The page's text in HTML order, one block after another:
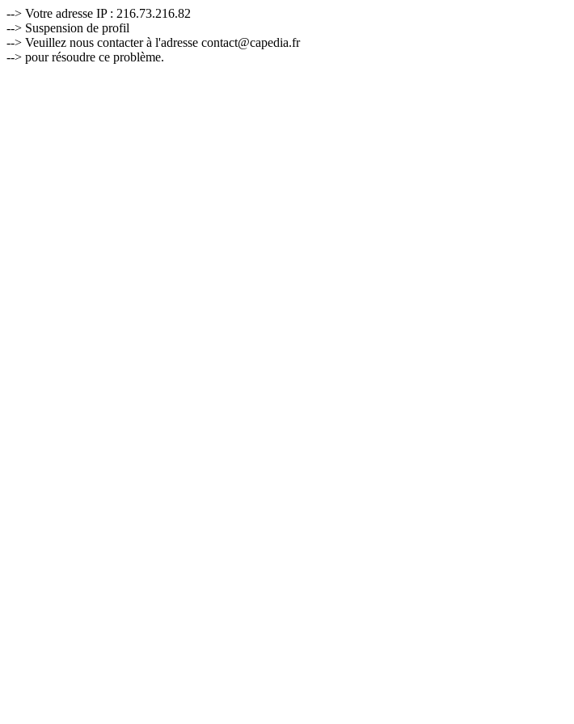
--> Votre adresse IP : 216.73.216.82
--> Suspension de profil
--> Veuillez nous contacter à l'adresse contact@capedia.fr
--> pour résoudre ce problème.